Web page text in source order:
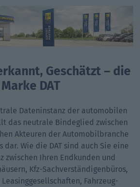
Geschätzt – die
Marke DAT
Dateninstanz der automobilen
das neutrale Bindeglied zwischen
Akteuren der Automobil­branche
Wie die DAT sind auch Sie eine
zwischen Ihren Endkunden und
Kfz-Sachverständigen­büros,
Fahrzeug­